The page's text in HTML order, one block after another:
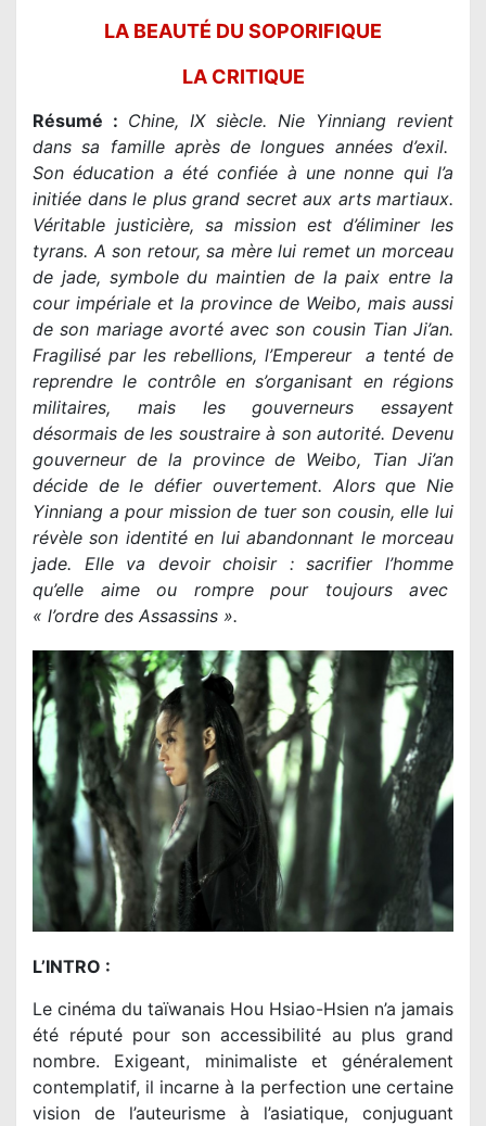
LA BEAUTÉ DU SOPORIFIQUE
LA CRITIQUE
Résumé : Chine, IX siècle. Nie Yinniang revient
dans sa famille après de longues années d’exil.
Son éducation a été confiée à une nonne qui l’a
initiée dans le plus grand secret aux arts martiaux.
Véritable justicière, sa mission est d’éliminer les
tyrans. A son retour, sa mère lui remet un morceau
de jade, symbole du maintien de la paix entre la
cour impériale et la province de Weibo, mais aussi
de son mariage avorté avec son cousin Tian Ji’an.
Fragilisé par les rebellions, l’Empereur a tenté de
reprendre le contrôle en s’organisant en régions
militaires, mais les gouverneurs essayent
désormais de les soustraire à son autorité. Devenu
gouverneur de la province de Weibo, Tian Ji’an
décide de le défier ouvertement. Alors que Nie
Yinniang a pour mission de tuer son cousin, elle lui
révèle son identité en lui abandonnant le morceau
jade. Elle va devoir choisir : sacrifier l’homme
qu’elle aime ou rompre pour toujours avec
« l’ordre des Assassins ».
L’INTRO :
Le cinéma du taïwanais Hou Hsiao-Hsien n’a jamais
été réputé pour son accessibilité au plus grand
nombre. Exigeant, minimaliste et généralement
contemplatif, il incarne à la perfection une certaine
vision de l’auteurisme à l’asiatique, conjuguant